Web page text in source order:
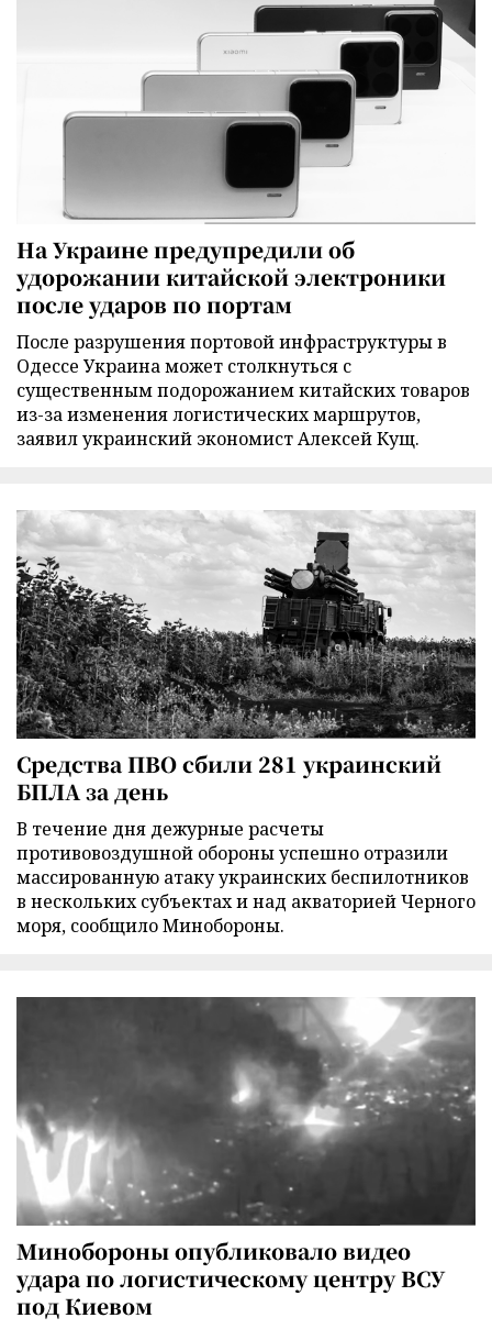
На Украине предупредили об
удорожании китайской электроники
после ударов по портам
После разрушения портовой инфраструктуры в
Одессе Украина может столкнуться с
существенным подорожанием китайских товаров
из-за изменения логистических маршрутов,
заявил украинский экономист Алексей Кущ.
Средства ПВО сбили 281 украинский
БПЛА за день
В течение дня дежурные расчеты
противовоздушной обороны успешно отразили
массированную атаку украинских беспилотников
в нескольких субъектах и над акваторией Черного
моря, сообщило Минобороны.
Минобороны опубликовало видео
удара по логистическому центру ВСУ
под Киевом